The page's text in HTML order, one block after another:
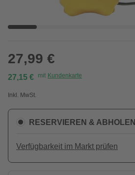
27,99 €
27,15 € mit Kundenkarte
Inkl. MwSt.
RESERVIEREN & ABHOLEN
Verfügbarkeit im Markt prüfen